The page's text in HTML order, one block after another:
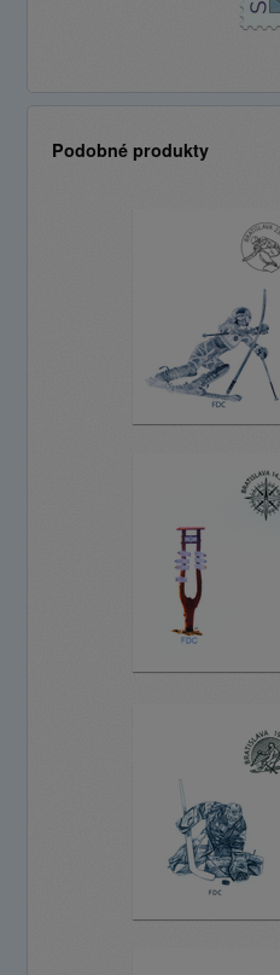
Podobné produkty